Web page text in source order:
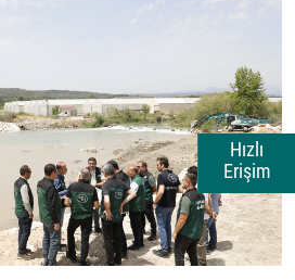
Hızlı
Erişim